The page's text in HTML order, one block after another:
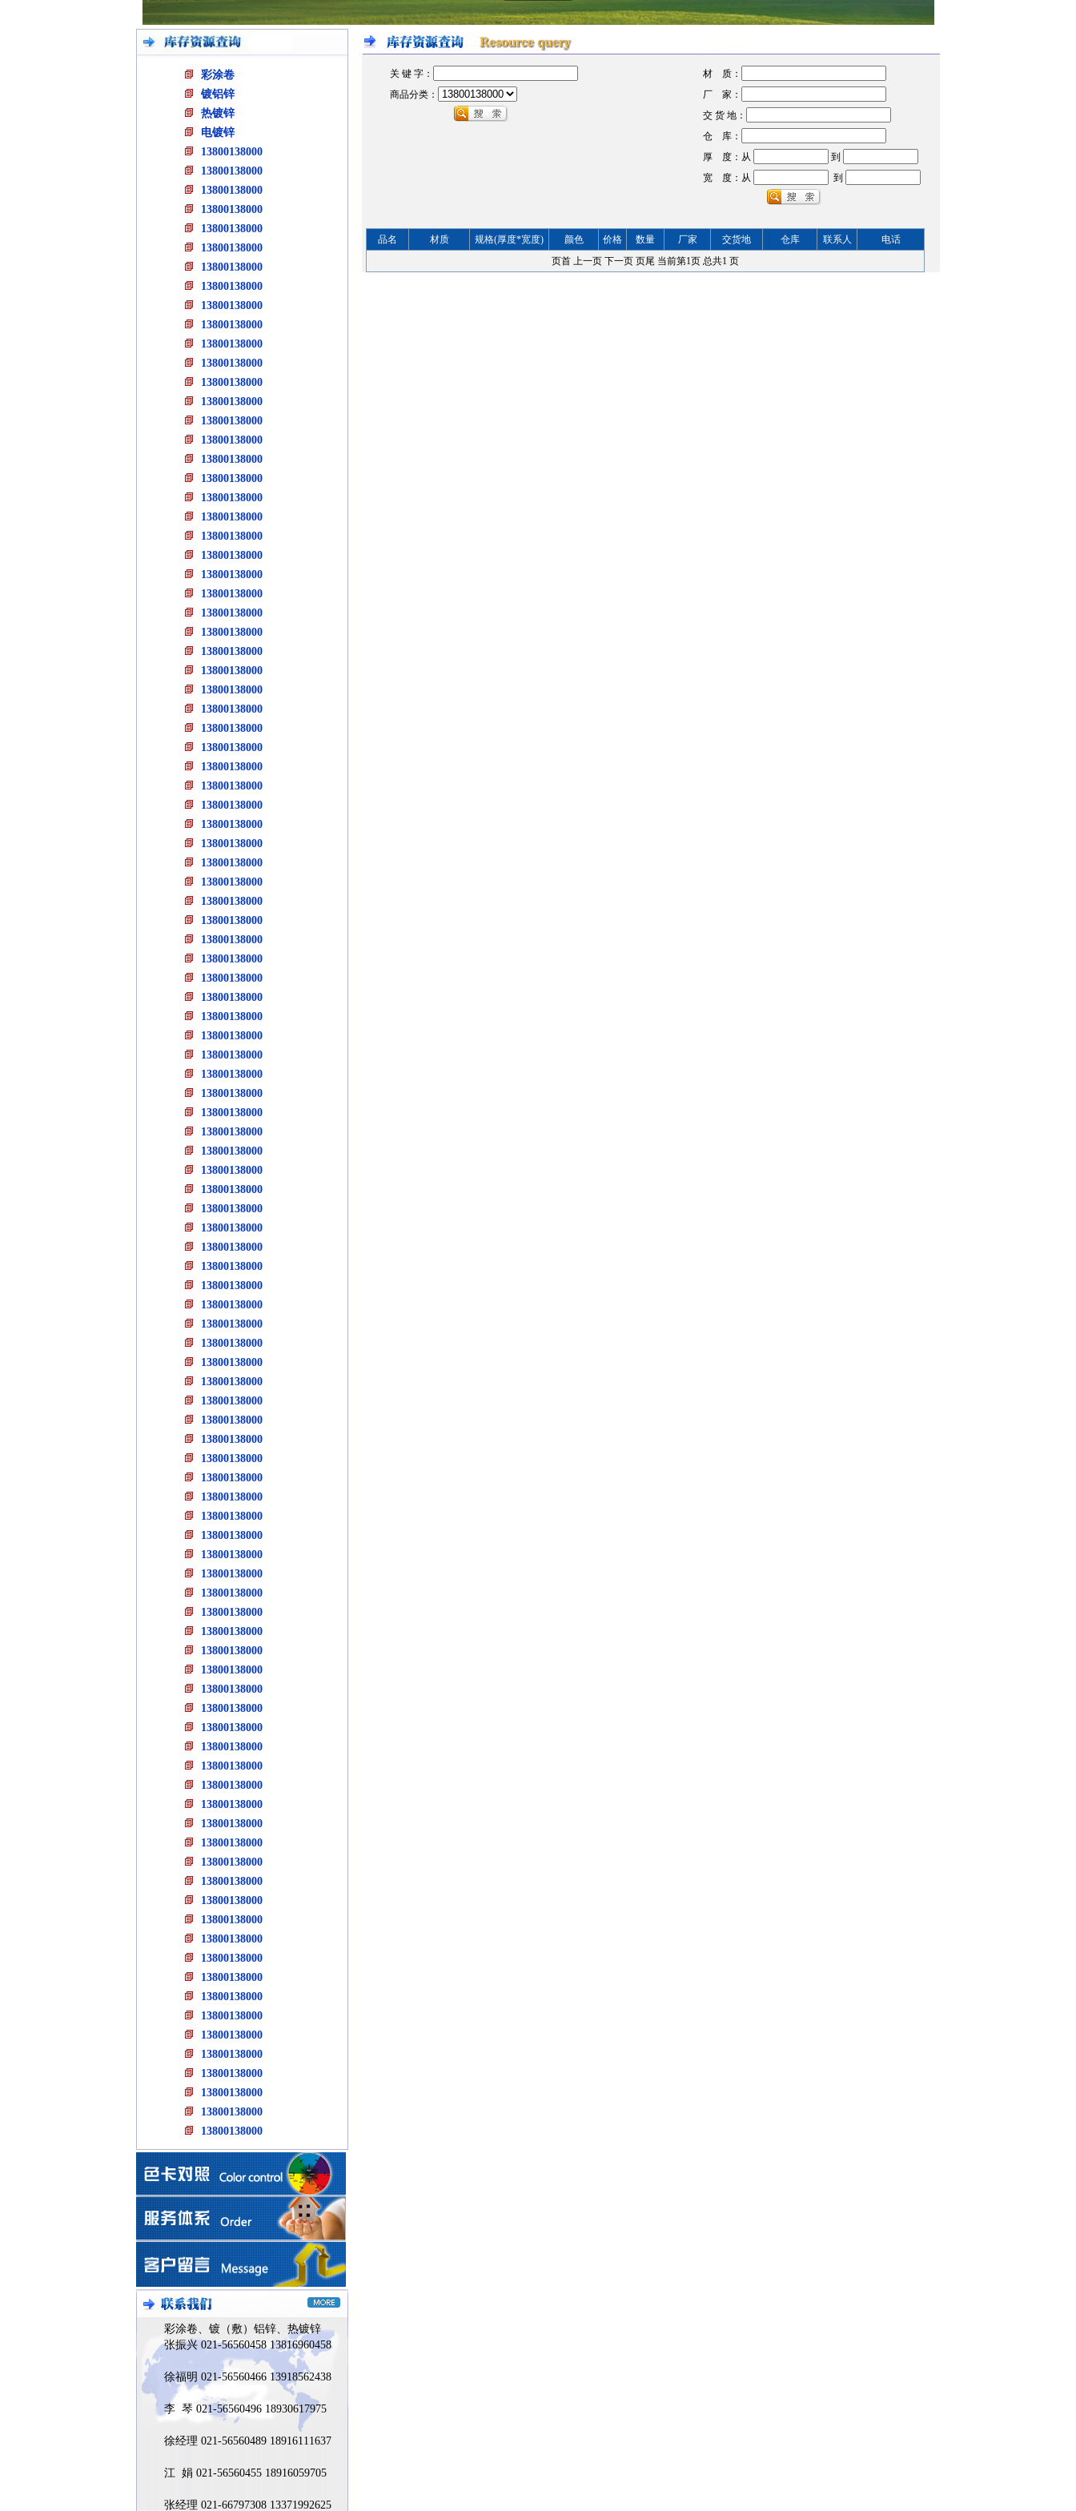
彩涂卷
镀铝锌
热镀锌
电镀锌
13800138000
13800138000
13800138000
13800138000
13800138000
13800138000
13800138000
13800138000
13800138000
13800138000
13800138000
13800138000
13800138000
13800138000
13800138000
13800138000
13800138000
13800138000
13800138000
13800138000
13800138000
13800138000
13800138000
13800138000
13800138000
13800138000
13800138000
13800138000
13800138000
13800138000
13800138000
13800138000
13800138000
13800138000
13800138000
13800138000
13800138000
13800138000
13800138000
13800138000
13800138000
13800138000
13800138000
13800138000
13800138000
13800138000
13800138000
13800138000
13800138000
13800138000
13800138000
13800138000
13800138000
13800138000
13800138000
13800138000
13800138000
13800138000
13800138000
13800138000
13800138000
13800138000
13800138000
13800138000
13800138000
13800138000
13800138000
13800138000
13800138000
13800138000
13800138000
13800138000
13800138000
13800138000
13800138000
13800138000
13800138000
13800138000
13800138000
13800138000
13800138000
13800138000
13800138000
13800138000
13800138000
13800138000
13800138000
13800138000
13800138000
13800138000
13800138000
13800138000
13800138000
13800138000
13800138000
13800138000
13800138000
13800138000
13800138000
13800138000
13800138000
13800138000
13800138000
13800138000
彩涂卷、镀（敷）铝锌、热镀锌
张振兴 021-56560458 13816960458
徐福明 021-56560466 13918562438
李 琴 021-56560496 18930617975
徐经理 021-56560489 18916111637
江 娟 021-56560455 18916059705
张经理 021-66797308 13371992625
关 键 字：
商品分类：
材 质：
厂 家：
交 货 地：
仓 库：
厚 度：从
到
宽 度：从
到
品名 材质 规格(厚度*宽度) 颜色 价格 数量 厂家 交货地 仓库 联系人
电话
页首 上一页 下一页 页尾 当前第1页 总共1 页